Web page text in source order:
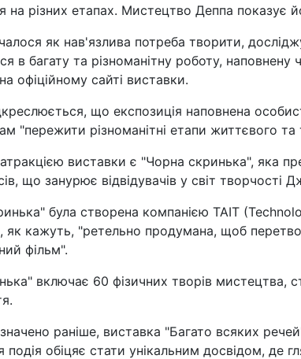
на різних етапах. Мистецтво Деппа показує
як нав'язлива потреба творити,
в багату та різноманітну роботу,
офіційному сайті виставки.
що експозиція наповнена
"пережити різноманітні етапи життєвого
виставки є "Чорна скринька", яка
що занурює відвідувачів у світ творчості
була створена компанією TAIT
як кажуть, "ретельно продумана, щоб
фільм".
включає 60 фізичних творів мистецтва,
раніше, виставка "Багато всяких
обіцяє стати унікальним досвідом, де